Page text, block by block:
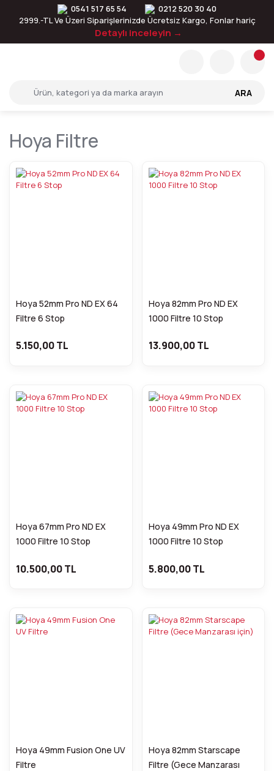
0541 517 65 54
0212 520 30 40
2999.-TL Ve Üzeri Siparişlerinizde Ücretsiz Kargo, Fonlar hariç
Detaylı inceleyin →
ARA
Hoya Filtre
Hoya 52mm Pro ND EX 64
Filtre 6 Stop
5.150,00 TL
Hoya 82mm Pro ND EX
1000 Filtre 10 Stop
13.900,00 TL
Hoya 67mm Pro ND EX
1000 Filtre 10 Stop
10.500,00 TL
Hoya 49mm Pro ND EX
1000 Filtre 10 Stop
5.800,00 TL
Hoya 49mm Fusion One UV
Filtre
Hoya 82mm Starscape
Filtre (Gece Manzarası